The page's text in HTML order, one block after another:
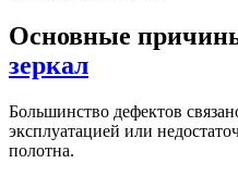
Основные
зеркал
Большинство дефектов
эксплуатацией или
полотна.